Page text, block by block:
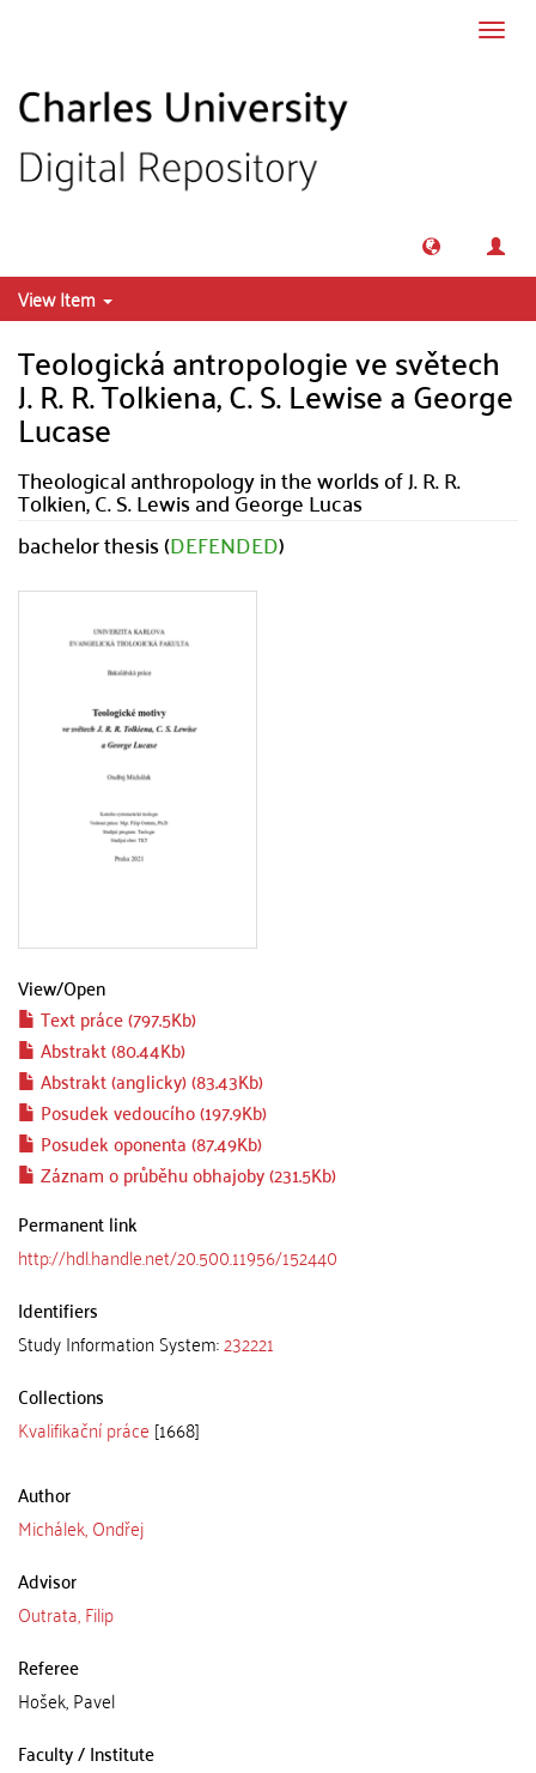
View Item
Teologická antropologie ve světech
J. R. R. Tolkiena, C. S. Lewise a George
Lucase
Theological anthropology in the worlds of J. R. R.
Tolkien, C. S. Lewis and George Lucas
bachelor thesis (DEFENDED)
View/Open
Text práce (797.5Kb)
Abstrakt (80.44Kb)
Abstrakt (anglicky) (83.43Kb)
Posudek vedoucího (197.9Kb)
Posudek oponenta (87.49Kb)
Záznam o průběhu obhajoby (231.5Kb)
Permanent link
http://hdl.handle.net/20.500.11956/152440
Identifiers
Study Information System:232221
Collections
Kvalifikační práce [1668]
Author
Michálek, Ondřej
Advisor
Outrata, Filip
Referee
Hošek, Pavel
Faculty / Institute